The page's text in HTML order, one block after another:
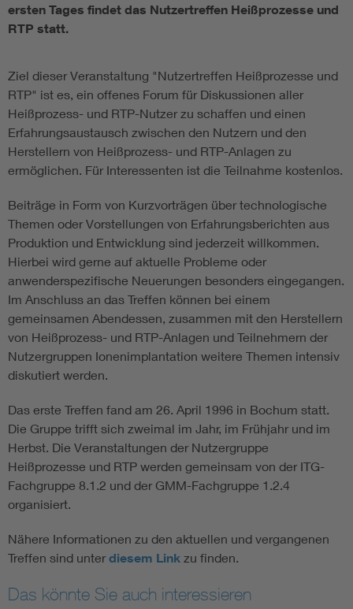
ersten Tages findet das Nutzertreffen Heißprozesse und
RTP statt.
Ziel dieser Veranstaltung "Nutzertreffen Heißprozesse und
RTP" ist es, ein offenes Forum für Diskussionen aller
Heißprozess- und RTP-Nutzer zu schaffen und einen
Erfahrungsaustausch zwischen den Nutzern und den
Herstellern von Heißprozess- und RTP-Anlagen zu
ermöglichen. Für Interessenten ist die Teilnahme kostenlos.
Beiträge in Form von Kurzvorträgen über technologische
Themen oder Vorstellungen von Erfahrungsberichten aus
Produktion und Entwicklung sind jederzeit willkommen.
Hierbei wird gerne auf aktuelle Probleme oder
anwenderspezifische Neuerungen besonders eingegangen.
Im Anschluss an das Treffen können bei einem
gemeinsamen Abendessen, zusammen mit den Herstellern
von Heißprozess- und RTP-Anlagen und Teilnehmern der
Nutzergruppen Ionenimplantation weitere Themen intensiv
diskutiert werden.
Das erste Treffen fand am 26. April 1996 in Bochum statt.
Die Gruppe trifft sich zweimal im Jahr, im Frühjahr und im
Herbst. Die Veranstaltungen der Nutzergruppe
Heißprozesse und RTP werden gemeinsam von der ITG-
Fachgruppe 8.1.2 und der GMM-Fachgruppe 1.2.4
organisiert.
Nähere Informationen zu den aktuellen und vergangenen
Treffen sind unterdiesem Link zu finden.
Das könnte Sie auch interessieren